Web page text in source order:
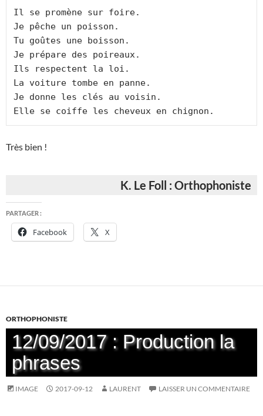
Il se promène sur foire.
Je pêche un poisson.
Tu goûtes une boisson.
Je prépare des poireaux.
Ils respectent la loi.
La voiture tombe en panne.
Je donne les clés au voisin.
Très bien !
K. Le Foll : Orthophoniste
PARTAGER :
Facebook X
ORTHOPHONISTE
12/09/2017 : Production la
phrases
IMAGE 2017-09-12 LAURENT LAISSER UN COMMENTAIRE